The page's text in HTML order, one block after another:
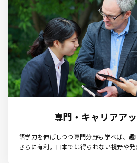
専門・キャリアア
語学力を伸ばしつつ専門分野も学べば、
さらに有利。日本では得られない視野や発